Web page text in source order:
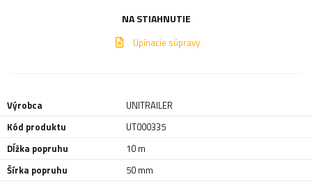
NA STIAHNUTIE
Upínacie súpravy
Výrobca
UNITRAILER
Kód produktu
UT000335
Dĺžka popruhu
10 m
Šírka popruhu
50 mm